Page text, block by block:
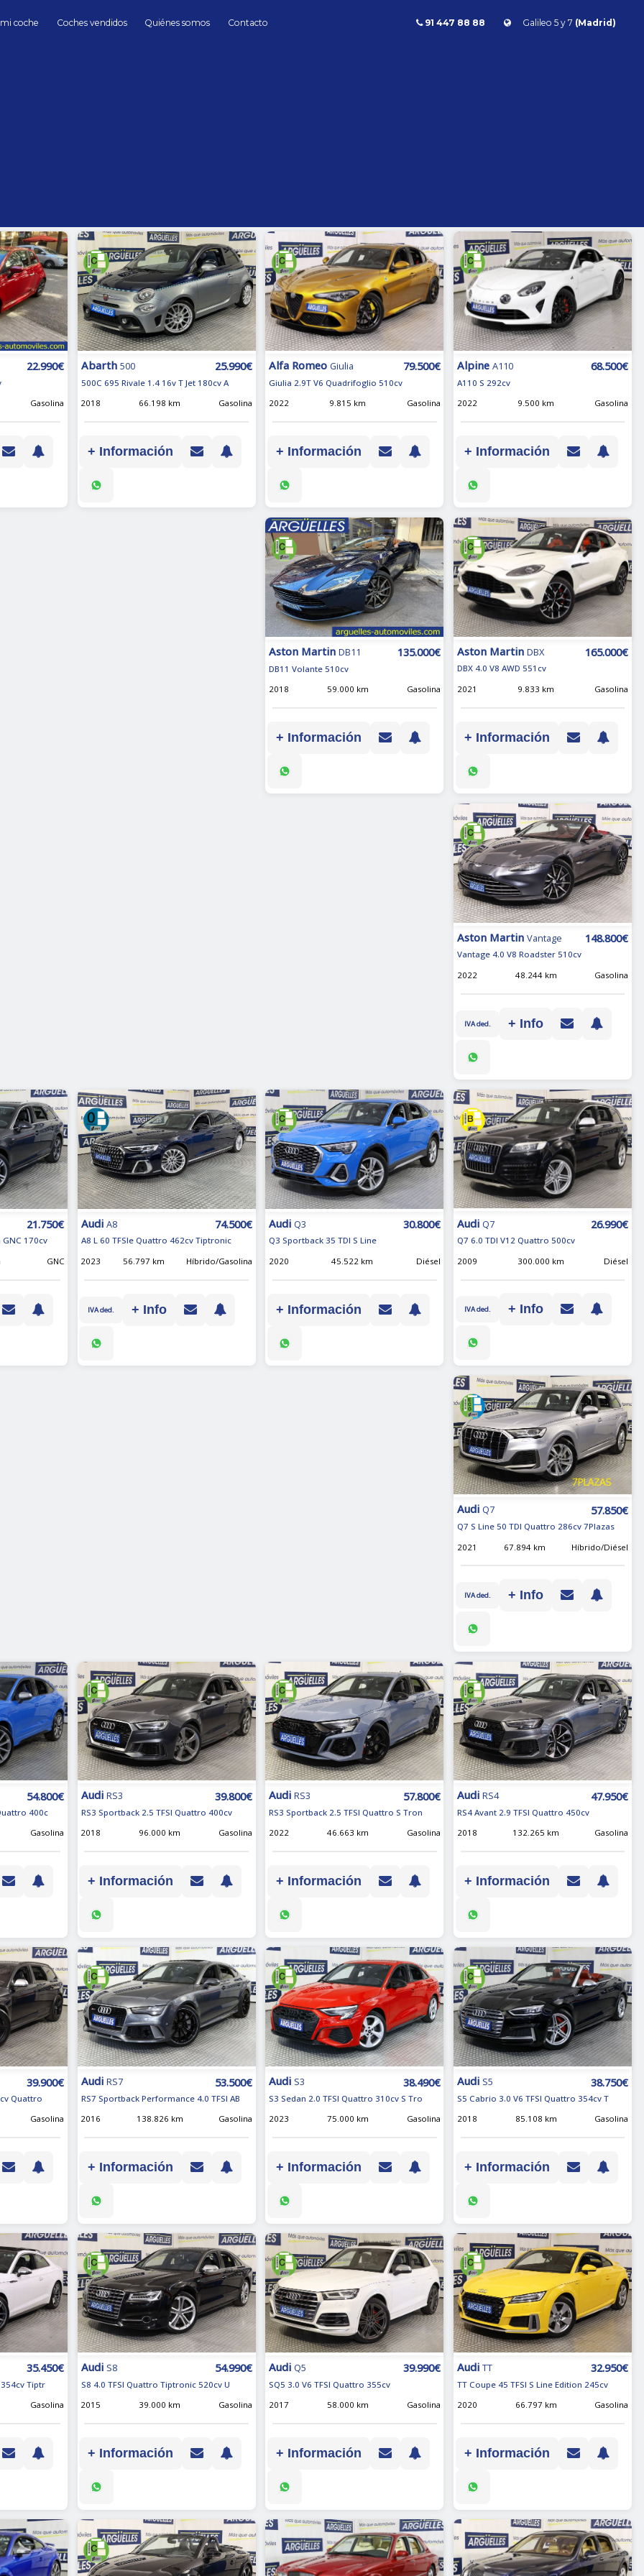
coche Coches vendidos Quiénes somos Contacto 91 447 88 88 Galileo 5 y 7 (Madrid)
22.990€
Gasolina
Abarth 500 25.990€
500C 695 Rivale 1.4 16v T Jet 180cv A
2018
66.198 km Gasolina
+ Información
Alfa Romeo Giulia 79.500€
Giulia 2.9T V6 Quadrifoglio 510cv
2022
9.815 km Gasolina
+ Información
Alpine A110 68.500€
A110 S 292cv
2022
9.500 km Gasolina
+ Información
Aston Martin DB11 135.000€
DB11 Volante 510cv
2018
59.000 km Gasolina
+ Información
Aston Martin DBX 165.000€
DBX 4.0 V8 AWD 551cv
2021
9.833 km Gasolina
+ Información
Aston Martin Vantage 148.800€
Vantage 4.0 V8 Roadster 510cv
2022
48.244 km Gasolina
IVA ded. + Info
21.750€
GNC 170cv
GNC
Audi A8 74.500€
A8 L 60 TFSIe Quattro 462cv Tiptronic
2023
56.797 km Híbrido/Gasolina
IVA ded. + Info
Audi Q3 30.800€
Q3 Sportback 35 TDI S Line
2020
45.522 km Diésel
+ Información
Audi Q7 26.990€
Q7 6.0 TDI V12 Quattro 500cv
2009
300.000 km Diésel
IVA ded. + Info
Audi Q7 57.850€
Q7 S Line 50 TDI Quattro 286cv 7Plazas
2021
67.894 km Híbrido/Diésel
IVA ded. + Info
54.800€
400c
Gasolina
Audi RS3 39.800€
RS3 Sportback 2.5 TFSI Quattro 400cv
2018
96.000 km Gasolina
+ Información
Audi RS3 57.800€
RS3 Sportback 2.5 TFSI Quattro S Tron
2022
46.663 km Gasolina
+ Información
Audi RS4 47.950€
RS4 Avant 2.9 TFSI Quattro 450cv
2018
132.265 km Gasolina
+ Información
39.900€
Quattro
Gasolina
Audi RS7 53.500€
RS7 Sportback Performance 4.0 TFSI AB
2016
138.826 km Gasolina
+ Información
Audi S3 38.490€
S3 Sedan 2.0 TFSI Quattro 310cv S Tro
2023
75.000 km Gasolina
+ Información
Audi S5 38.750€
S5 Cabrio 3.0 V6 TFSI Quattro 354cv T
2018
85.108 km Gasolina
+ Información
35.450€
Tiptr
Gasolina
Audi S8 54.990€
S8 4.0 TFSI Quattro Tiptronic 520cv U
2015
39.000 km Gasolina
+ Información
Audi Q5 39.990€
SQ5 3.0 V6 TFSI Quattro 355cv
2017
58.000 km Gasolina
+ Información
Audi TT 32.950€
TT Coupe 45 TFSI S Line Edition 245cv
2020
66.797 km Gasolina
+ Información